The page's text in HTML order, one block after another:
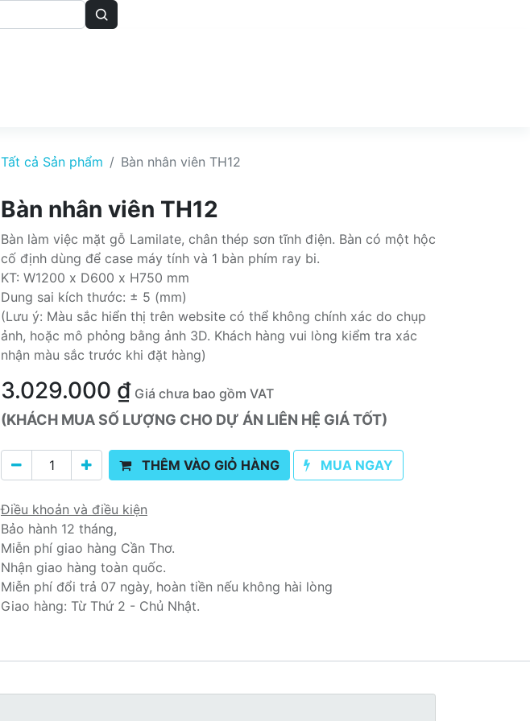
Tất cả Sản phẩm Bàn nhân viên TH12
Bàn nhân viên TH12
Bàn làm việc mặt gỗ Lamilate, chân thép sơn tĩnh điện. Bàn có một hộc
cố định dùng để case máy tính và 1 bàn phím ray bi.
KT: W1200 x D600 x H750 mm
Dung sai kích thước: ± 5 (mm)
(Lưu ý: Màu sắc hiển thị trên website có thể không chính xác do chụp
ảnh, hoặc mô phỏng bằng ảnh 3D. Khách hàng vui lòng kiểm tra xác
nhận màu sắc trước khi đặt hàng)
3.029.000 ₫ Giá chưa bao gồm VAT
(KHÁCH MUA SỐ LƯỢNG CHO DỰ ÁN LIÊN HỆ GIÁ TỐT)
THÊM VÀO GIỎ HÀNG MUA NGAY
Điều khoản và điều kiện
Bảo hành 12 tháng,
Miễn phí giao hàng Cần Thơ.
Nhận giao hàng toàn quốc.
Miễn phí đổi trả 07 ngày, hoàn tiền nếu không hài lòng
Giao hàng: Từ Thứ 2 - Chủ Nhật.